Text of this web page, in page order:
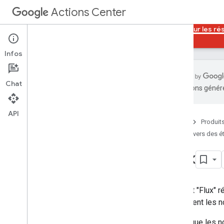
Actions Center
Lien vers des établissements pour les
Présentation et conditions d'éligibilité
Règles
traductions
Lien vers des
Flux
L'onglet "Flux"
également les
Infos
Chat
API